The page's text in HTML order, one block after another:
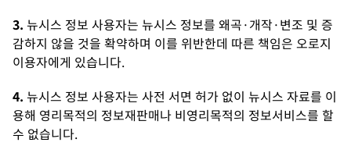
3. 뉴시스 정보 사용자는 뉴시스 정보를 왜곡·개작·변조 및 증
감하지 않을 것을 확약하며 이를 위반한데 따른 책임은 오로지
이용자에게 있습니다.
4. 뉴시스 정보 사용자는 사전 서면 허가 없이 뉴시스 자료를 이
용해 영리목적의 정보재판매나 비영리목적의 정보서비스를 할
수 없습니다.